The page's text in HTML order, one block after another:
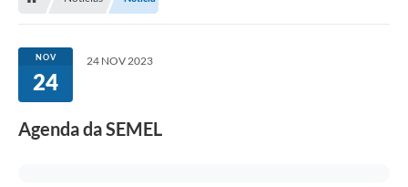
NOV
24
24 NOV 2023
Agenda da SEMEL